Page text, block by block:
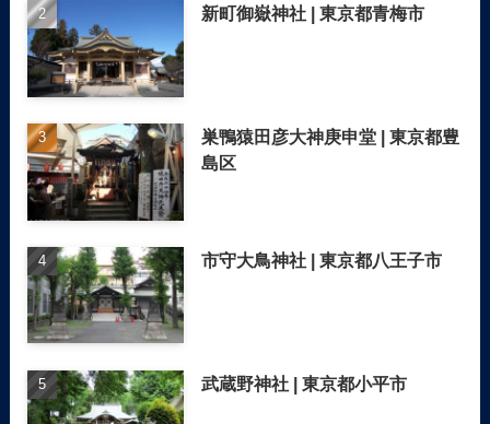
新町御嶽神社 | 東京都青梅市
巣鴨猿田彦大神庚申堂 | 東京都豊
島区
市守大鳥神社 | 東京都八王子市
武蔵野神社 | 東京都小平市